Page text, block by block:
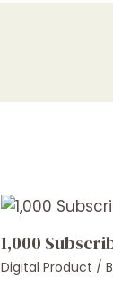
1,000
Digital Product /